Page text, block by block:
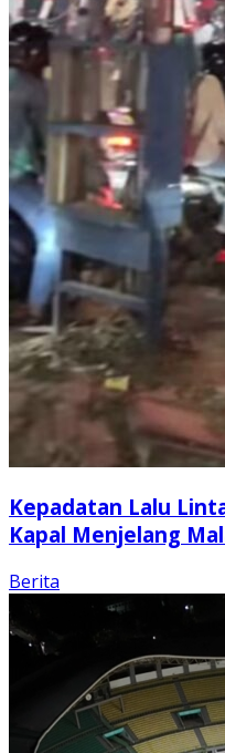
Kepadatan Lalu
Kapal Menjelang
Berita